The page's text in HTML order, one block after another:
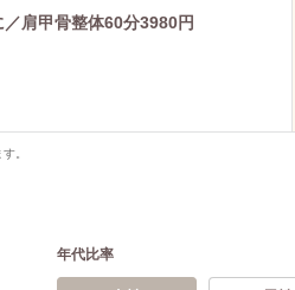
／肩甲骨整体60分3980円
。
年代比率